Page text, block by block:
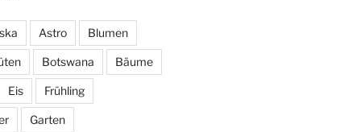
Astro Blumen
Botswana Bäume
Eis Frühling
Garten